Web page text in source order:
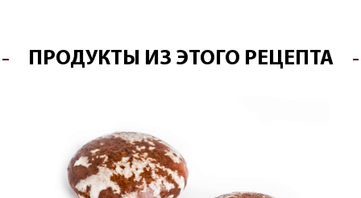
ПРОДУКТЫ ИЗ ЭТОГО РЕЦЕПТА